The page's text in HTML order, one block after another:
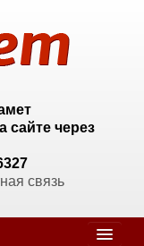
сайте через
связь